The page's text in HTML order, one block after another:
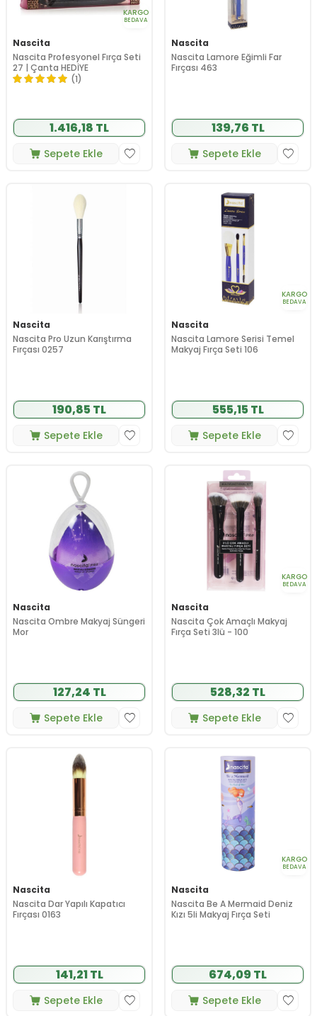
KARGO
BEDAVA
Nascita
Nascita Profesyonel Fırça Seti
27 | Çanta HEDİYE
(1)
1.416,18 TL
Sepete Ekle
Nascita
Nascita Lamore Eğimli Far
Fırçası 463
139,76 TL
Sepete Ekle
Nascita
Nascita Pro Uzun Karıştırma
Fırçası 0257
190,85 TL
Sepete Ekle
KARGO
BEDAVA
Nascita
Nascita Lamore Serisi Temel
Makyaj Fırça Seti 106
555,15 TL
Sepete Ekle
Nascita
Nascita Ombre Makyaj Süngeri
Mor
127,24 TL
Sepete Ekle
KARGO
BEDAVA
Nascita
Nascita Çok Amaçlı Makyaj
Fırça Seti 3lü - 100
528,32 TL
Sepete Ekle
Nascita
Nascita Dar Yapılı Kapatıcı
Fırçası 0163
141,21 TL
Sepete Ekle
KARGO
BEDAVA
Nascita
Nascita Be A Mermaid Deniz
Kızı 5li Makyaj Fırça Seti
674,09 TL
Sepete Ekle